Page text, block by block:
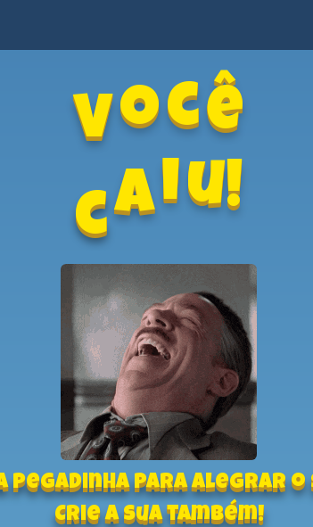
Você
caiu!
pegadinha para alegrar o
Crie a sua também!